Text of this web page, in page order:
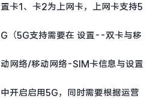
置卡1、卡2为上网卡，上网卡支持5
G（5G支持需要在 设置--双卡与移
动网络/移动网络-SIM卡信息与设置
中开启启用5G，同时需要根据运营